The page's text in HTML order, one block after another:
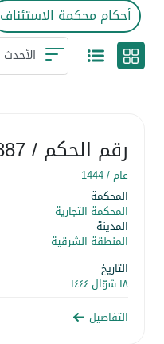
أحكام محكمة الاستئناف
رقم الحكم/ 4430577887
عام /1444
المحكمة
المحكمة التجارية
المدينة
المنطقة الشرقية
التاريخ
١٨ شوّال ١٤٤٤
التفاصيل